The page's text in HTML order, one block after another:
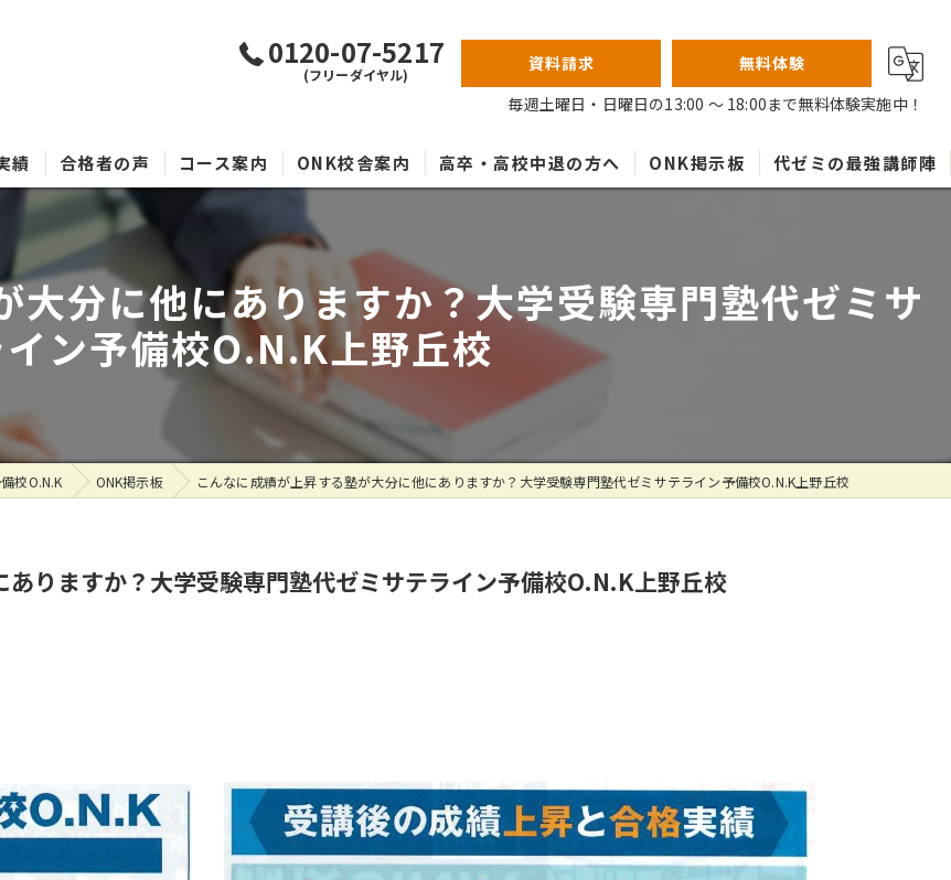
0120-07-5217
(フリーダイヤル)
資料請求
無料体験
毎週土曜日・日曜日の13:00 ～ 18:00まで無料体験実施中！
績 合格者の声 コース案内 ONK校舎案内 高卒・高校中退の方へ ONK掲示板 代ゼミの最強講師陣
大分に他にありますか？大学受験専門塾代ゼミサ
ン予備校O.N.K上野丘校
校O.N.K ONK掲示板 こんなに成績が上昇する塾が大分に他にありますか？大学受験専門塾代ゼミサテライン予備校O.N.K上野丘校
りますか？大学受験専門塾代ゼミサテライン予備校O.N.K上野丘校